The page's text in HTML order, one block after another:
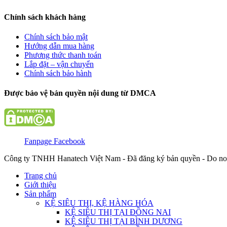
Chính sách khách hàng
Chính sách bảo mật
Hướng dẫn mua hàng
Phương thức thanh toán
Lắp đặt – vận chuyển
Chính sách bảo hành
Được bảo vệ bản quyền nội dung từ DMCA
Fanpage Facebook
Công ty TNHH Hanatech Việt Nam - Đã đăng ký bản quyền - Do
Trang chủ
Giới thiệu
Sản phẩm
KỆ SIÊU THỊ, KỆ HÀNG HÓA
KỆ SIÊU THỊ TẠI ĐỒNG NAI
KỆ SIÊU THỊ TẠI BÌNH DƯƠNG